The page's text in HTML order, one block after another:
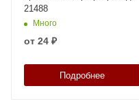
21488
Много
от 24 ₽
Подробнее